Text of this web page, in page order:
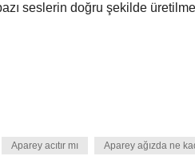
seslerin doğru şekilde
Aparey acıtır mı Aparey ağızda ne